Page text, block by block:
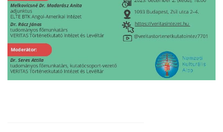
Humor
Napló postája
Galéria